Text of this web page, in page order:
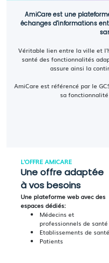
AmiCare est une
échanges d'informations
Véritable lien entre la ville et
santé des fonctionnalités
assure ainsi la
AmiCare est référencé par le
sa
L'OFFRE AMICARE
Une offre adaptée
à vos besoins
Une plateforme web avec des
espaces dédiés:
Médecins et
professionnels de santé
Etablissements de santé
Patients